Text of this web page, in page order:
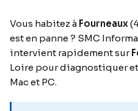
Vous habitez à Fourneaux
est en panne ? SMC
intervient rapidement sur
Loire pour diagnostiquer
Mac et PC.